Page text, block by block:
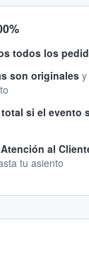
todos los
son originales
si el evento
al
tu asiento